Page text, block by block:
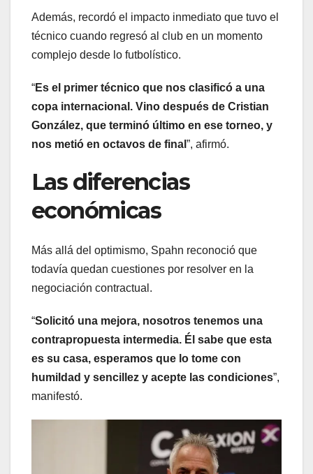
Además, recordó el impacto inmediato que tuvo el
técnico cuando regresó al club en un momento
complejo desde lo futbolístico.
“Es el primer técnico que nos clasificó a una
copa internacional. Vino después de Cristian
González, que terminó último en ese torneo, y
nos metió en octavos de final ”, afirmó.
Las diferencias
económicas
Más allá del optimismo, Spahn reconoció que
todavía quedan cuestiones por resolver en la
negociación contractual.
“Solicitó una mejora, nosotros tenemos una
contrapropuesta intermedia. Él sabe que esta
es su casa, esperamos que lo tome con
humildad y sencillez y acepte las condiciones”,
manifestó.